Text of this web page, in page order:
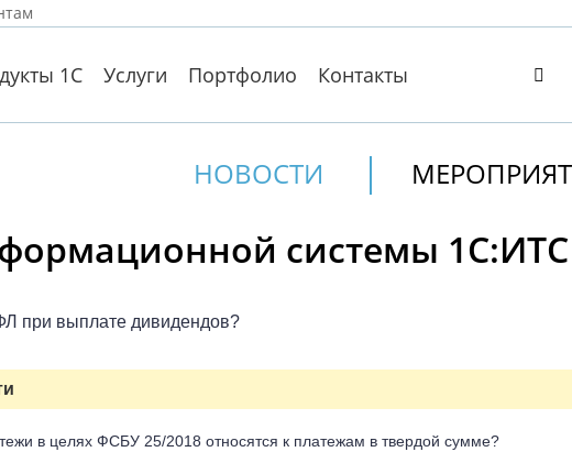
1С Услуги Портфолио Контакты
НОВОСТИ
системы 1С:ИТС
при выплате дивидендов?
в целях ФСБУ 25/2018 относятся к платежам в твердой сумме?